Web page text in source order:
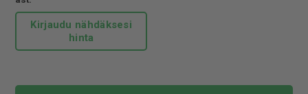
Kirjaudu nähdäksesi
hinta